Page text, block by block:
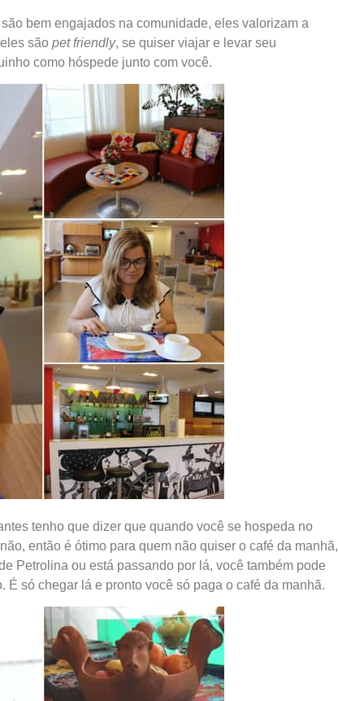
bem engajados na comunidade, eles valorizam a
são pet friendly, se quiser viajar e levar seu
como hóspede junto com você.
tenho que dizer que quando você se hospeda no
então é ótimo para quem não quiser o café da manhã,
Petrolina ou está passando por lá, você também pode
só chegar lá e pronto você só paga o café da manhã.